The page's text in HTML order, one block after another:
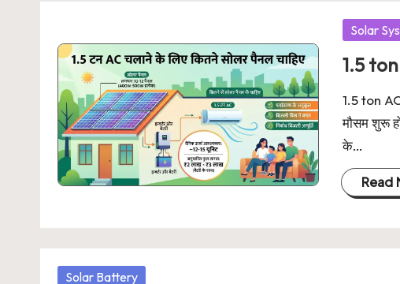
Posted
Solar
1.5 ton
1.5 ton
मौसम शुरू
के…
Read
Posted
Solar Battery